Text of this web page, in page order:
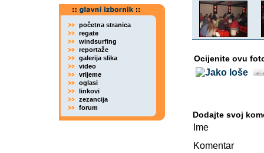
početna stranica
regate
windsurfing
reportaže
galerija slika
video
vrijeme
oglasi
linkovi
zezancija
forum
Ocijenite ovu
Dodajte svoj
Ime
Komentar